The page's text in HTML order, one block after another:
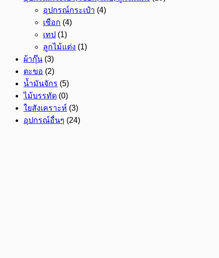
อุปกรณ์กระเป๋า (4)
เชือก (4)
เทป (1)
ลูกไม้แต่ง (1)
ผ้ากุ๊น (3)
ตะขอ (2)
น้ำมันจักร (5)
ไม้บรรทัด (0)
ใยสังเคราะห์ (3)
อุปกรณ์อื่นๆ (24)